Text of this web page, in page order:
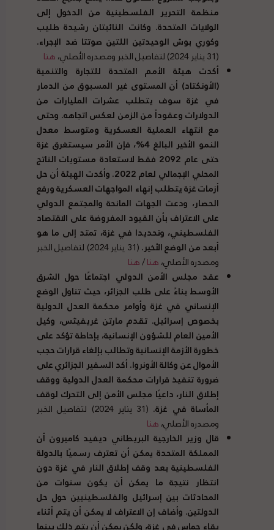
منظمة التحرير الفلسطينية من الدخول إلى
الولايات المتحدة. وكانت النائبتان رشيدة طليب
وكوري بوش الوحيدتين اللتين صوتتا ضد الإجراء.
(31 يناير 2024) لتفاصيل الخبر ومصدره الأصلي،
هنا
أكدت هيئة الأمم المتحدة للتجارة والتنمية
(الأونكتاد) أن المستوى غير المسبوق من الدمار
في غزة سوف يتطلب عشرات المليارات من
الدولارات وعقوداً من الزمن لعكس اتجاهه. وحتى
مع انتهاء العملية العسكرية ومتوسط معدل
النمو الأخير البالغ 4% ، فإن الأمر سيستغرق غزة
حتى عام 2092 فقط لاستعادة مستويات الناتج
المحلي الإجمالي لعام2022. وأكدت الهيئة أن حل
أزمات غزة يتطلب إنهاء المواجهات العسكرية ورفع
الحصار، ودعت الجهات المانحة والمجتمع الدولي
على الاعتراف بأن القيود المفروضة على الاقتصاد
الفلسطيني، وتحديدا في غزة، تمتد إلى ما هو
أبعد من الوضع الأخير.
(31 يناير 2024) لتفاصيل الخبر
ومصدره الأصلي،هنا/هنا
عقد مجلس الأمن الدولي اجتماعًا حول الشرق
الأوسط بناءً على طلب الجزائر، حيث تناول الوضع
الإنساني في غزة وأوامر محكمة العدل الدولية
بخصوص إسرائيل. تقدم مارتن غريفيثس، وكيل
الأمين العام للشؤون الإنسانية، بإحاطة تؤكد على
خطورة الأزمة الإنسانية وتطالب بإلغاء قرارات حجب
الأموال عن وكالة الأونروا.أكد السفير الجزائري على
ضرورة تنفيذ قرارات محكمة العدل الدولية ووقف
إطلاق النار، داعيًا مجلس الأمن إلى التحرك لوقف
المأساة في غزة.
(31 يناير 2024) لتفاصيل الخبر
ومصدره الأصلي،هنا
قال وزير الخارجية البريطاني ديفيد كاميرون أن
المملكة المتحدة يمكن أن تعترف رسميًا بالدولة
الفلسطينية بعد وقف إطلاق النار في غزة دون
انتظار نتيجة ما يمكن أن يكون سنوات من
المحادثات بين إسرائيل والفلسطينيين حول حل
الدولتين. وأضاف إن الاعتراف لا يمكن أن يتم أثناء
بقاء حماس في غزة، ولكن يمكن أن يتم ذلك بينما